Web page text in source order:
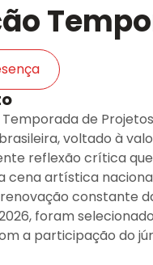
Temporada de
voltado à
reflexão crítica
artística
constante
foram
a participação do